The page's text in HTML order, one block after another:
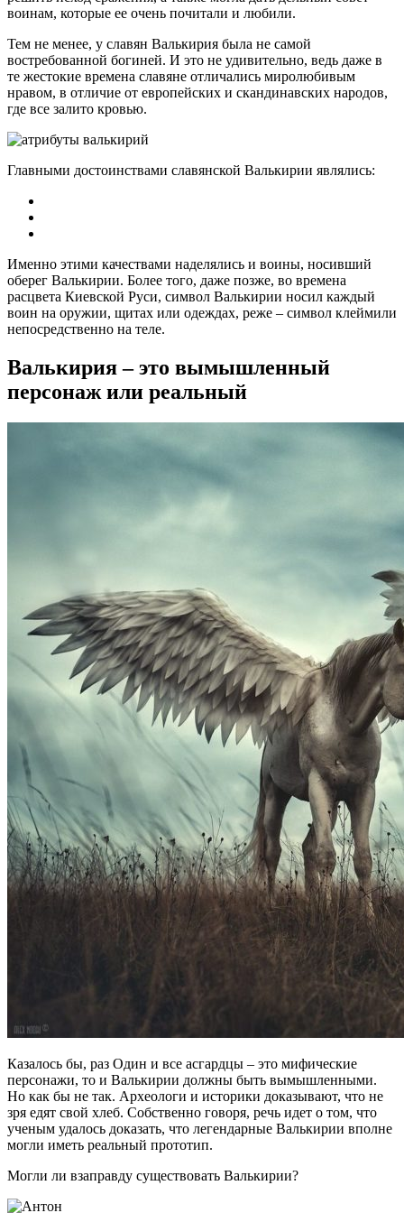
воинам, которые ее очень почитали и любили.
Тем не менее, у славян Валькирия была не самой
востребованной богиней. И это не удивительно, ведь даже в
те жестокие времена славяне отличались миролюбивым
нравом, в отличие от европейских и скандинавских народов,
где все залито кровью.
Главными достоинствами славянской Валькирии являлись:
Именно этими качествами наделялись и воины, носивший
оберег Валькирии. Более того, даже позже, во времена
расцвета Киевской Руси, символ Валькирии носил каждый
воин на оружии, щитах или одеждах, реже – символ клеймили
непосредственно на теле.
Валькирия – это вымышленный
персонаж или реальный
Казалось бы, раз Один и все асгардцы – это мифические
персонажи, то и Валькирии должны быть вымышленными.
Но как бы не так. Археологи и историки доказывают, что не
зря едят свой хлеб. Собственно говоря, речь идет о том, что
ученым удалось доказать, что легендарные Валькирии вполне
могли иметь реальный прототип.
Могли ли взаправду существовать Валькирии?